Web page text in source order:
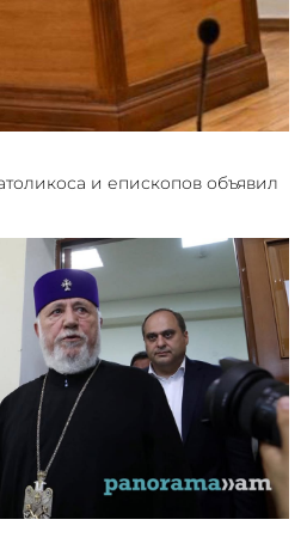
и епископов объявил